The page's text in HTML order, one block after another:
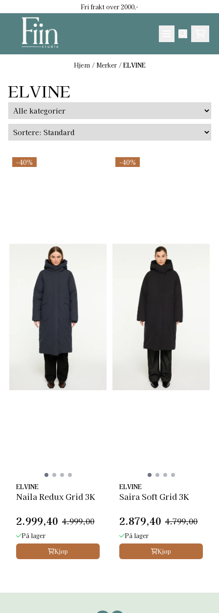
Fri frakt over 2000,-
Hjem /Merker /ELVINE
ELVINE
-40%
ELVINE
Naila Redux Grid 3K
2.999,40 4.999,00
På lager
Kjøp
-40%
ELVINE
Saira Soft Grid 3K
2.879,40 4.799,00
På lager
Kjøp